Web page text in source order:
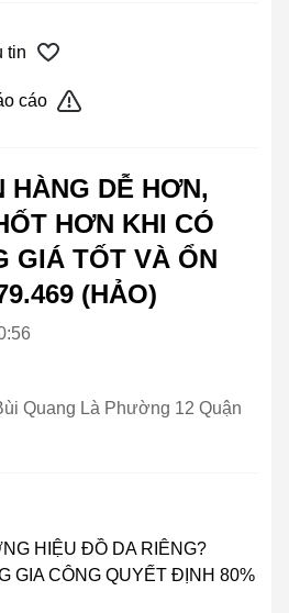
tin
cáo
HÀNG DỄ HƠN,
HƠN KHI CÓ
GIÁ TỐT VÀ ỔN
(HẢO)
Quang Là Phường 12 Quận
HIỆU ĐỒ DA RIÊNG?
GIA CÔNG QUYẾT ĐỊNH 80%